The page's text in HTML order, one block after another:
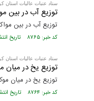
ستاد عتبات عالیات استان
توزیع آب در بین
توزیع آب در بین
کد خبر: ۸۷۶۵ تاریخ انتشار : ۱۴۰۴/۰۵/۲۷
ستاد عتبات عالیات استان
توزیع یخ در میان
توزیع یخ در میان
کد خبر: ۸۷۶۴ تاریخ انتشار : ۱۴۰۴/۰۵/۲۷